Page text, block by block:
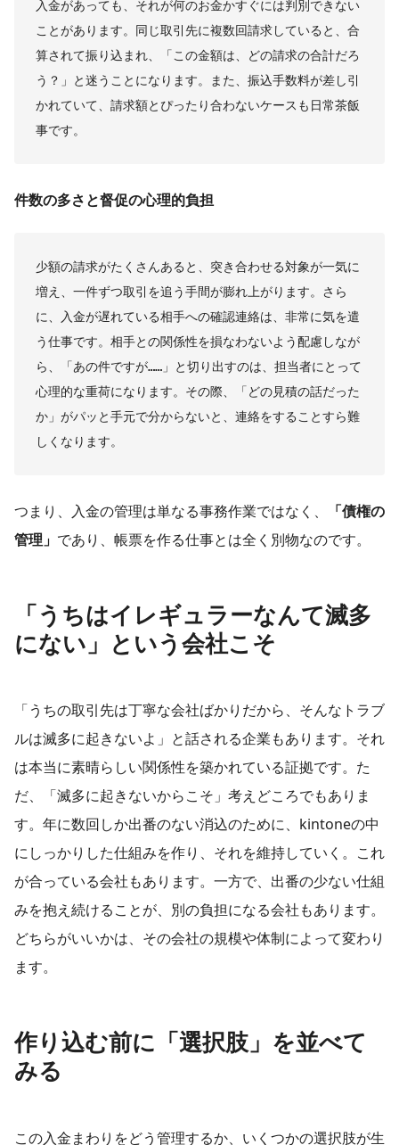
入金があっても、それが何のお金かすぐには判別できない
ことがあります。同じ取引先に複数回請求していると、合
算されて振り込まれ、「この金額は、どの請求の合計だろ
う？」と迷うことになります。また、振込手数料が差し引
かれていて、請求額とぴったり合わないケースも日常茶飯
事です。
件数の多さと督促の心理的負担
少額の請求がたくさんあると、突き合わせる対象が一気に
増え、一件ずつ取引を追う手間が膨れ上がります。さら
に、入金が遅れている相手への確認連絡は、非常に気を遣
う仕事です。相手との関係性を損なわないよう配慮しなが
ら、「あの件ですが……」と切り出すのは、担当者にとって
心理的な重荷になります。その際、「どの見積の話だった
か」がパッと手元で分からないと、連絡をすることすら難
しくなります。
つまり、入金の管理は単なる事務作業ではなく、
「債権の
管理」 であり、帳票を作る仕事とは全く別物なのです。
「うちはイレギュラーなんて滅多
にない」という会社こそ
「うちの取引先は丁寧な会社ばかりだから、そんなトラブ
ルは滅多に起きないよ」と話される企業もあります。それ
は本当に素晴らしい関係性を築かれている証拠です。た
だ、「滅多に起きないからこそ」考えどころでもありま
す。年に数回しか出番のない消込のために、kintoneの中
にしっかりした仕組みを作り、それを維持していく。これ
が合っている会社もあります。一方で、出番の少ない仕組
みを抱え続けることが、別の負担になる会社もあります。
どちらがいいかは、その会社の規模や体制によって変わり
ます。
作り込む前に「選択肢」を並べて
みる
この入金まわりをどう管理するか、いくつかの選択肢が生